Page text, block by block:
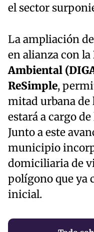
el sector
La ampliación
en alianza con la
Ambiental
ReSimple,
mitad urbana de
estará a cargo
Junto a este
municipio
domiciliaria de
polígono que ya
inicial.